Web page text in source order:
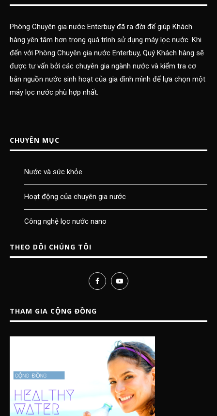
Phòng Chuyên gia nước Enterbuy đã ra đời để giúp Khách
hàng yên tâm hơn trong quá trình sử dụng máy lọc nước. Khi
đến với Phòng Chuyên gia nước Enterbuy, Quý Khách hàng sẽ
được tư vấn bởi các chuyên gia ngành nước và kiểm tra cơ
bản nguồn nước sinh hoạt của gia đình mình để lựa chọn một
máy lọc nước phù hợp nhất.
CHUYÊN MỤC
Nước và sức khỏe
Hoạt động của chuyên gia nước
Công nghệ lọc nước nano
THEO DÕI CHÚNG TÔI
THAM GIA CỘNG ĐỒNG